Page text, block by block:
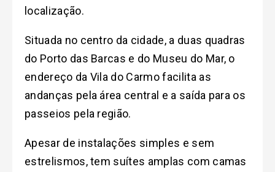
localização.
Situada no centro da cidade, a duas quadras
do Porto das Barcas e do Museu do Mar, o
endereço da Vila do Carmo facilita as
andanças pela área central e a saída para os
passeios pela região.
Apesar de instalações simples e sem
estrelismos, tem suítes amplas com camas